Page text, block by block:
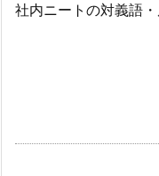
社内ニートの対義語